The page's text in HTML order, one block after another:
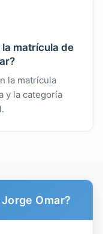
la matrícula de
la matrícula
y la categoría
Omar?